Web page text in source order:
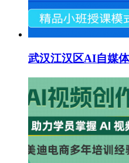
武汉江汉区AI自媒